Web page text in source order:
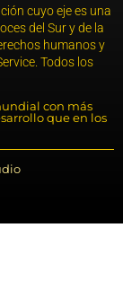
cuyo eje es una
del Sur y de la
humanos y
Todos los
con más
que en los